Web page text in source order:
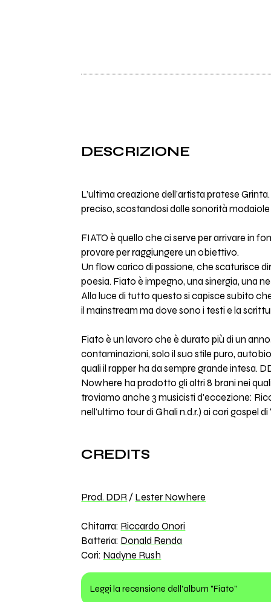
DESCRIZIONE
L’ultima creazione dell’artista pratese
preciso, scostandosi dalle sonorità
FIATO è quello che ci serve per arrivare in
provare per raggiungere un obiettivo.
Un flow carico di passione, che scaturisce
poesia. Fiato è impegno, una sinergia, una
Alla luce di tutto questo si capisce subito
il mainstream ma dove sono i testi e la
Fiato è un lavoro che è durato più di un
contaminazioni, solo il suo stile puro,
quali il rapper ha da sempre grande intesa.
Nowhere ha prodotto gli altri 8 brani nei
troviamo anche 3 musicisti d'eccezione:
nell'ultimo tour di Ghali n.d.r.) ai cori gospel di
CREDITS
Prod. DDR / Lester Nowhere
Chitarra: Riccardo Onori
Batteria: Donald Renda
Cori: Nadyne Rush
Leggi la recensione dell'album "Fiato"